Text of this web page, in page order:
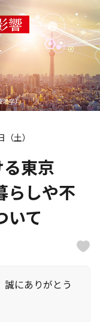
土）
東京
らしや不
いて
にありがとう